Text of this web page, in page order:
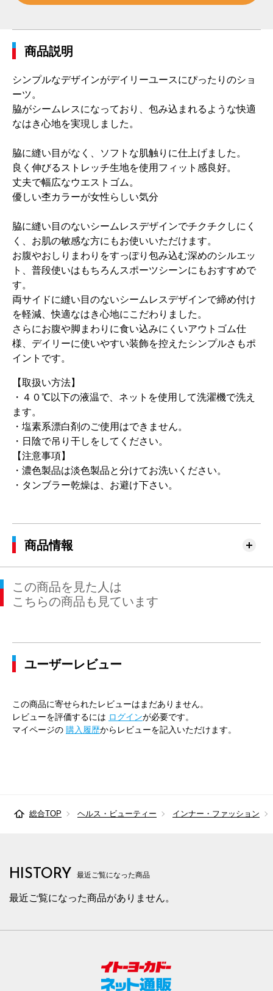
商品説明
シンプルなデザインがデイリーユースにぴったりのショ
ーツ。
脇がシームレスになっており、包み込まれるような快適
なはき心地を実現しました。
脇に縫い目がなく、ソフトな肌触りに仕上げました。
良く伸びるストレッチ生地を使用フィット感良好。
丈夫で幅広なウエストゴム。
優しい杢カラーが女性らしい気分
脇に縫い目のないシームレスデザインでチクチクしにく
く、お肌の敏感な方にもお使いいただけます。
お腹やおしりまわりをすっぽり包み込む深めのシルエッ
ト、普段使いはもちろんスポーツシーンにもおすすめで
す。
両サイドに縫い目のないシームレスデザインで締め付け
を軽減、快適なはき心地にこだわりました。
さらにお腹や脚まわりに食い込みにくいアウトゴム仕
様、デイリーに使いやすい装飾を控えたシンプルさもポ
イントです。
【取扱い方法】
・４０℃以下の液温で、ネットを使用して洗濯機で洗え
ます。
・塩素系漂白剤のご使用はできません。
・日陰で吊り干しをしてください。
【注意事項】
・濃色製品は淡色製品と分けてお洗いください。
・タンブラー乾燥は、お避け下さい。
商品情報
この商品を見た人は
こちらの商品も見ています
ユーザーレビュー
この商品に寄せられたレビューはまだありません。
レビューを評価するには ログインが必要です。
マイページの 購入履歴からレビューを記入いただけます。
総合TOP ヘルス・ビューティー インナー・ファッション
HISTORY 最近ご覧になった商品
最近ご覧になった商品がありません。